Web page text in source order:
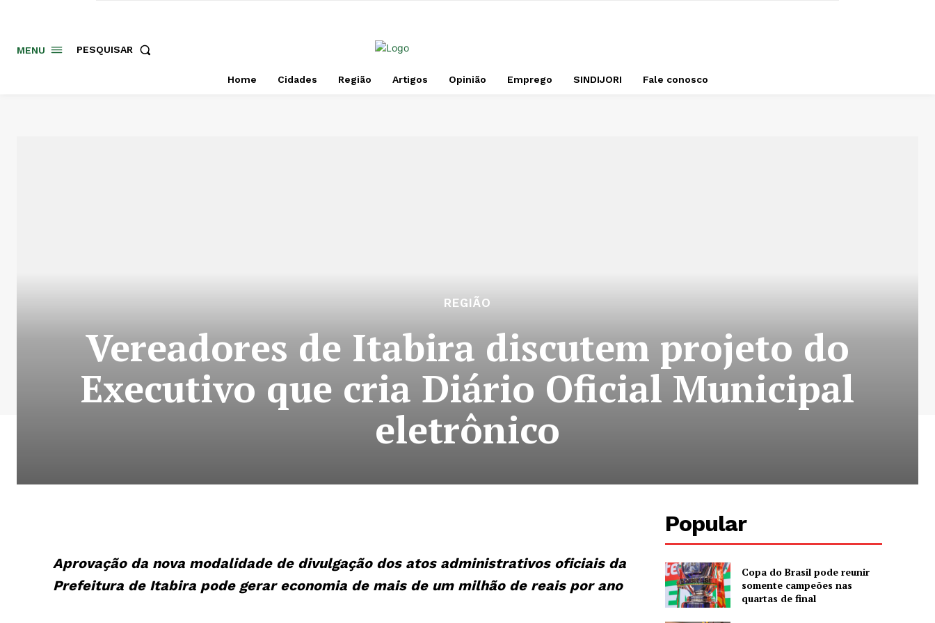
MENU PESQUISAR
Home Cidades Região Artigos Opinião Emprego SINDIJORI Fale conosco
REGIÃO
Vereadores de Itabira discutem projeto do
Executivo que cria Diário Oficial Municipal
eletrônico
Aprovação da nova modalidade de divulgação dos atos administrativos oficiais da
Prefeitura de Itabira pode gerar economia de mais de um milhão de reais por ano
Popular
Copa do Brasil pode reunir
somente campeões nas
quartas de final